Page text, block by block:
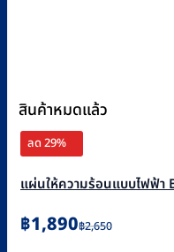
สินค้าหมดแล้ว
ลด 29%
แผ่นให้ความร้อนแบบไฟฟ้า
฿2,650
Original
฿1,890
Current